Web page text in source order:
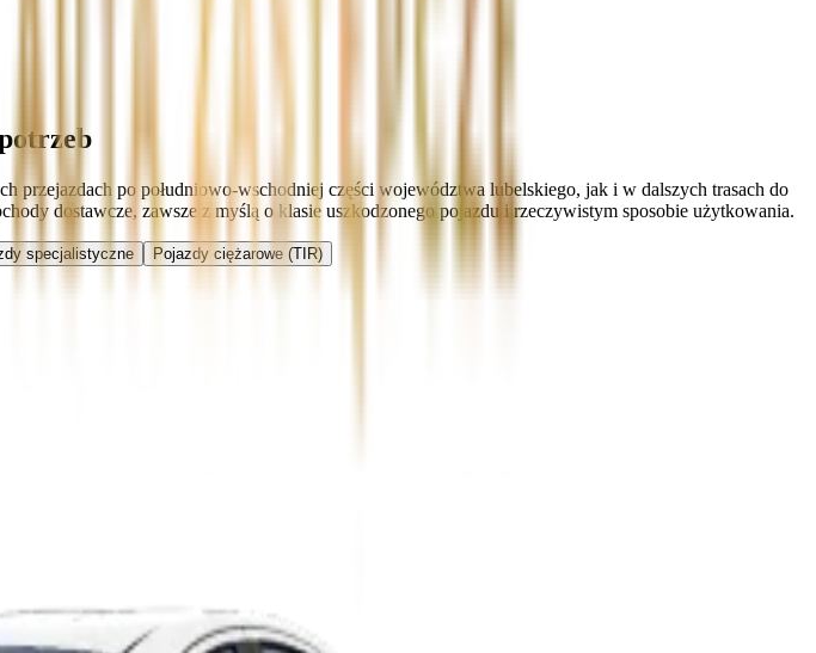
przejazdach po południowo-wschodniej części województwa lubelskiego, jak i w dalszych trasach do
dostawcze, zawsze z myślą o klasie uszkodzonego pojazdu i rzeczywistym sposobie użytkowania.
specjalistyczne Pojazdy ciężarowe (TIR)